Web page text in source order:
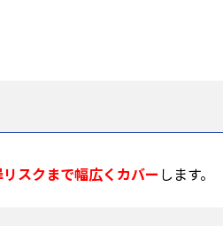
スクまで幅広くカバー します。